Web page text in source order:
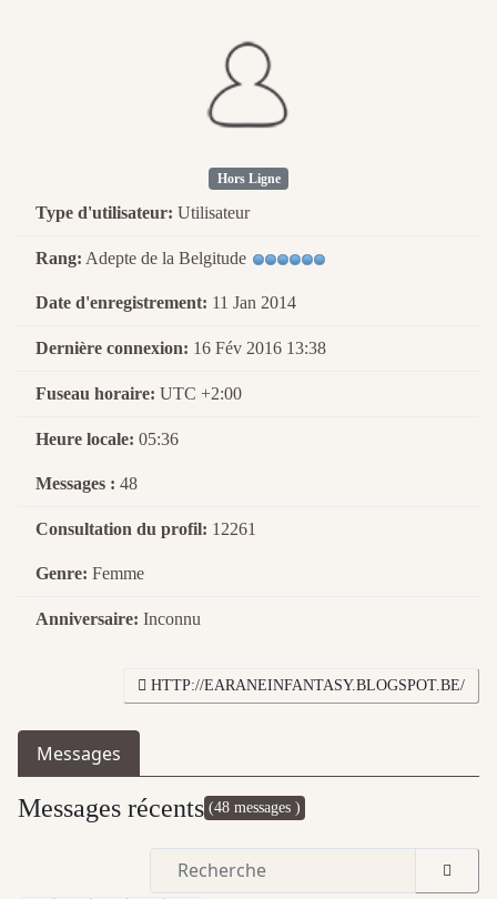
Hors Ligne
Type d'utilisateur: Utilisateur
Rang: Adepte de la Belgitude
Date d'enregistrement: 11 Jan 2014
Dernière connexion: 16 Fév 2016 13:38
Fuseau horaire: UTC +2:00
Heure locale: 05:36
Messages : 48
Consultation du profil: 12261
Genre: Femme
Anniversaire: Inconnu
HTTP://EARANEINFANTASY.BLOGSPOT.BE/
Messages
Messages récents (48 messages )